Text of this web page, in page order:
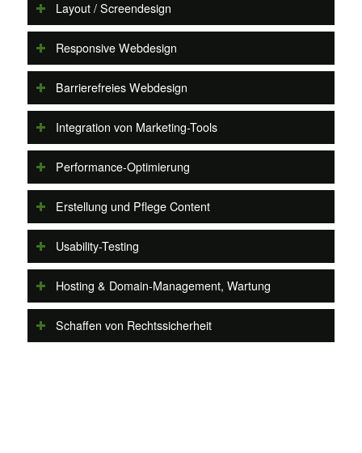
Layout / Screendesign
Responsive Webdesign
Barrierefreies Webdesign
Integration von Marketing-Tools
Performance-Optimierung
Erstellung und Pflege Content
Usability-Testing
Hosting & Domain-Management, Wartung
Schaffen von Rechtssicherheit